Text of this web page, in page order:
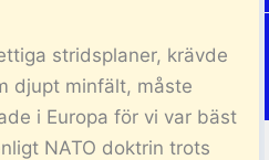
stridsplaner, krävde
djupt minfält, måste
i Europa för vi var bäst
NATO doktrin trots